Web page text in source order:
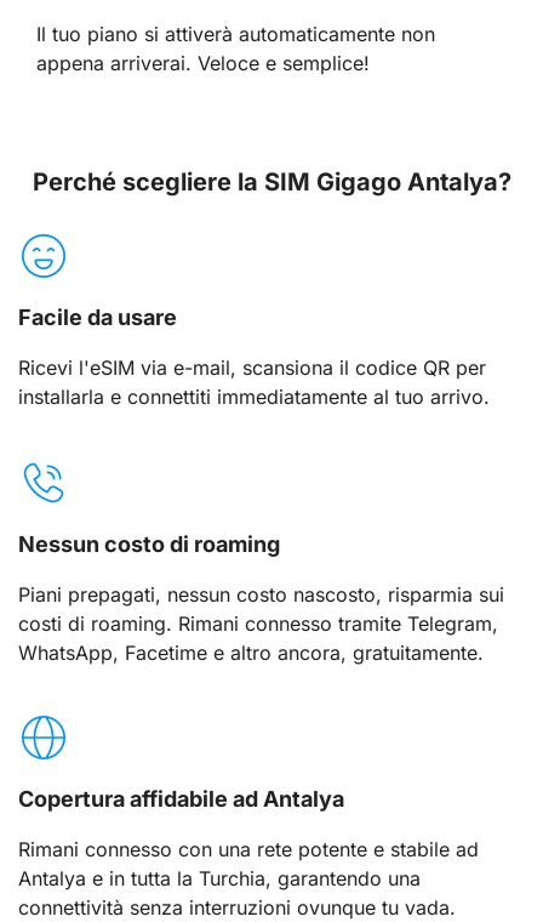
Il tuo piano si attiverà automaticamente non
appena arriverai. Veloce e semplice!
Perché scegliere la SIM Gigago Antalya?
Facile da usare
Ricevi l'eSIM via e-mail, scansiona il codice QR per
installarla e connettiti immediatamente al tuo arrivo.
Nessun costo di roaming
Piani prepagati, nessun costo nascosto, risparmia sui
costi di roaming. Rimani connesso tramite Telegram,
WhatsApp, Facetime e altro ancora, gratuitamente.
Copertura affidabile ad Antalya
Rimani connesso con una rete potente e stabile ad
Antalya e in tutta la Turchia, garantendo una
connettività senza interruzioni ovunque tu vada.